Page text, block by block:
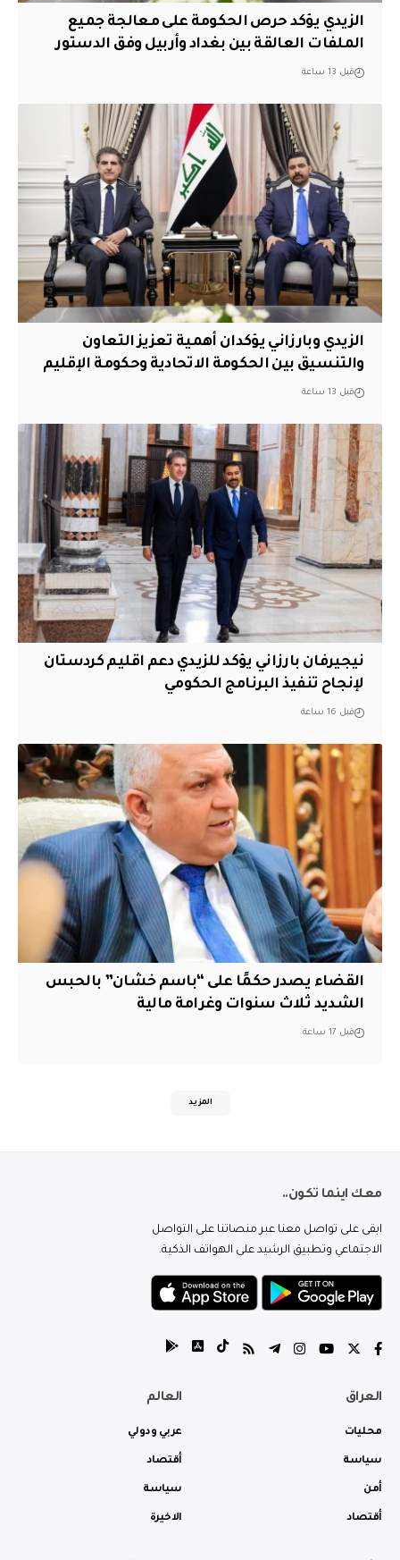
الزيدي يؤكد حرص الحكومة على معالجة جميع
الملفات العالقة بين بغداد وأربيل وفق الدستور
قبل 13 ساعة
الزيدي وبارزاني يؤكدان أهمية تعزيز التعاون
والتنسيق بين الحكومة الاتحادية وحكومة الإقليم
قبل 13 ساعة
نيجيرفان بارزاني يؤكد للزيدي دعم اقليم ‏كردستان
لإنجاح تنفيذ البرنامج الحكومي
قبل 16 ساعة
القضاء يصدر حكمًا على “باسم خشان” بالحبس
الشديد ثلاث سنوات وغرامة مالية
قبل 17 ساعة
المزيد
معك اينما تكون..
ابقى على تواصل معنا عبر منصاتنا على التواصل
الاجتماعي وتطبيق الرشيد على الهواتف الذكية.
العراق
محليات
سياسة
أمن
أقتصاد
العالم
عربي ودولي
أقتصاد
سياسة
الاخيرة